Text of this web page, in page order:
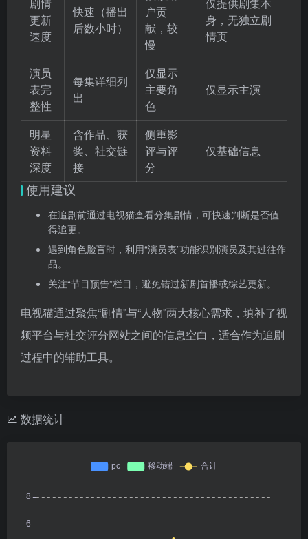
更新
速度
快速（播出
后数小时）
户贡
献，较
慢
身，无独立剧
情页
演员
表完
整性
每集详细列
出
仅显示
主要角
色
仅显示主演
明星
资料
深度
含作品、获
奖、社交链
接
侧重影
评与评
分
仅基础信息
使用建议
在追剧前通过电视猫查看分集剧情，可快速判断是否值
得追更。
遇到角色脸盲时，利用“演员表”功能识别演员及其过往作
品。
关注“节目预告”栏目，避免错过新剧首播或综艺更新。
电视猫通过聚焦“剧情”与“人物”两大核心需求，填补了视
频平台与社交评分网站之间的信息空白，适合作为追剧
过程中的辅助工具。
数据统计